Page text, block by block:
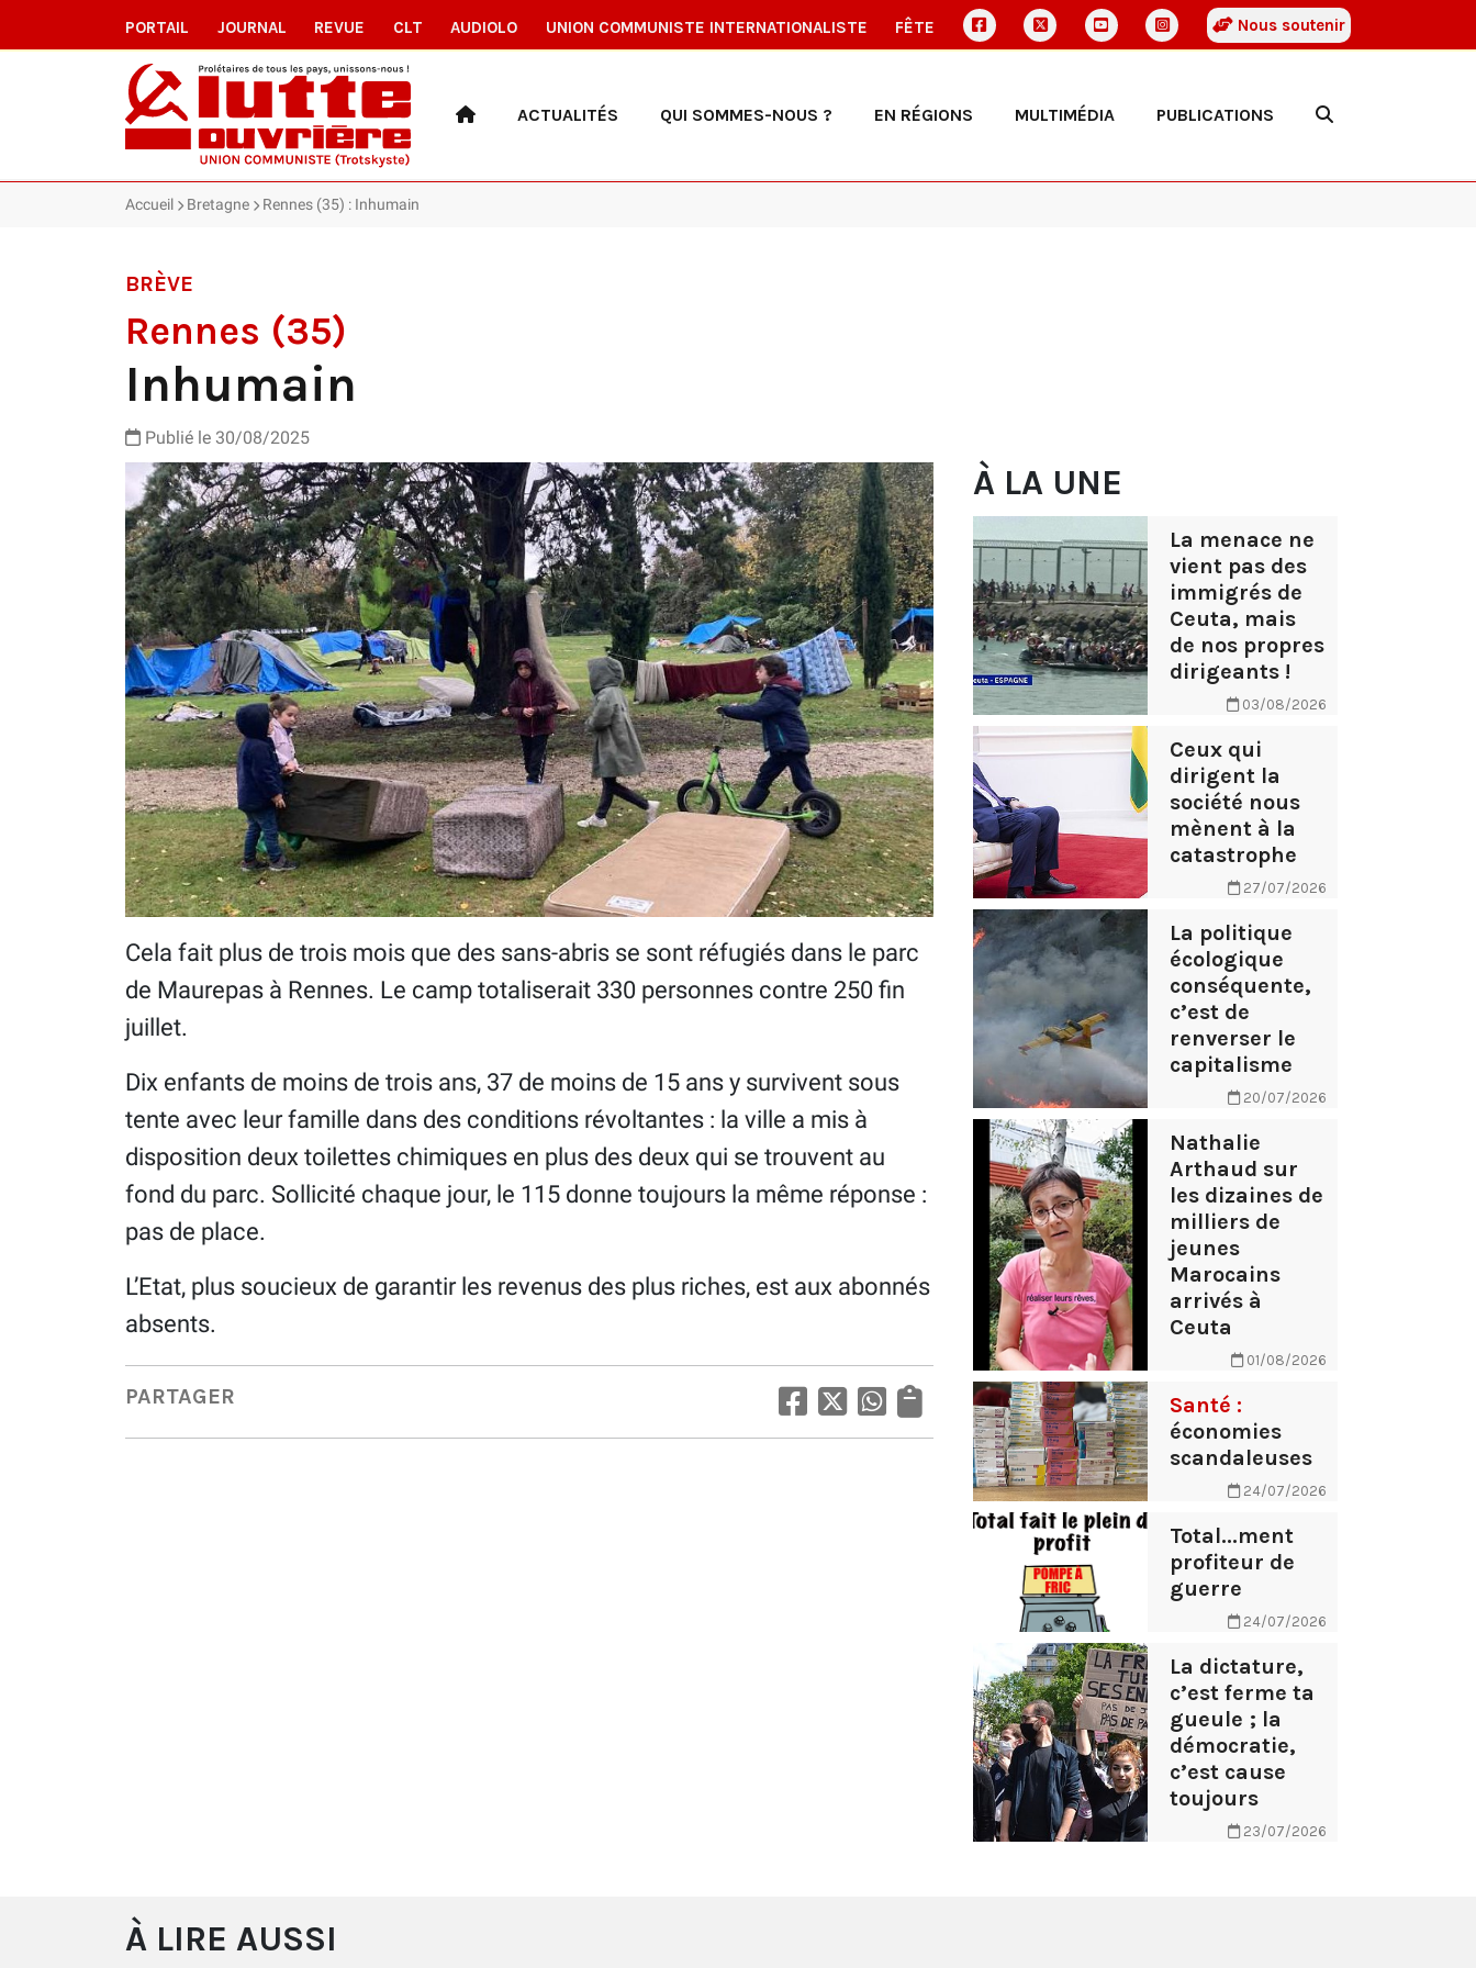
PORTAIL JOURNAL REVUE CLT AUDIOLO UNION COMMUNISTE INTERNATIONALISTE FÊTE Nous soutenir
ACTUALITÉS QUI SOMMES-NOUS ? EN RÉGIONS MULTIMÉDIA PUBLICATIONS
Accueil Bretagne Rennes (35) : Inhumain
BRÈVE
Rennes (35)
Inhumain
Publié le 30/08/2025
Cela fait plus de trois mois que des sans-abris se sont réfugiés dans le parc
de Maurepas à Rennes. Le camp totaliserait 330 personnes contre 250 fin
juillet.
Dix enfants de moins de trois ans, 37 de moins de 15 ans y survivent sous
tente avec leur famille dans des conditions révoltantes : la ville a mis à
disposition deux toilettes chimiques en plus des deux qui se trouvent au
fond du parc. Sollicité chaque jour, le 115 donne toujours la même réponse :
pas de place.
L’Etat, plus soucieux de garantir les revenus des plus riches, est aux abonnés
absents.
PARTAGER
À LA UNE
La menace ne
vient pas des
immigrés de
Ceuta, mais
de nos propres
dirigeants !
03/08/2026
Ceux qui
dirigent la
société nous
mènent à la
catastrophe
27/07/2026
La politique
écologique
conséquente,
c’est de
renverser le
capitalisme
20/07/2026
Nathalie
Arthaud sur
les dizaines de
milliers de
jeunes
Marocains
arrivés à
Ceuta
01/08/2026
Santé :
économies
scandaleuses
24/07/2026
Total...ment
profiteur de
guerre
24/07/2026
La dictature,
c’est ferme ta
gueule ; la
démocratie,
c’est cause
toujours
23/07/2026
À LIRE AUSSI